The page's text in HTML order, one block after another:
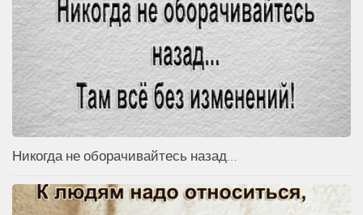
Никогда не оборачивайтесь назад…